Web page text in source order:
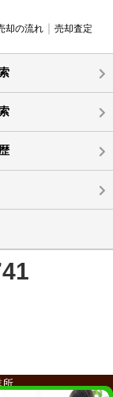
却の流れ 売却査定
所